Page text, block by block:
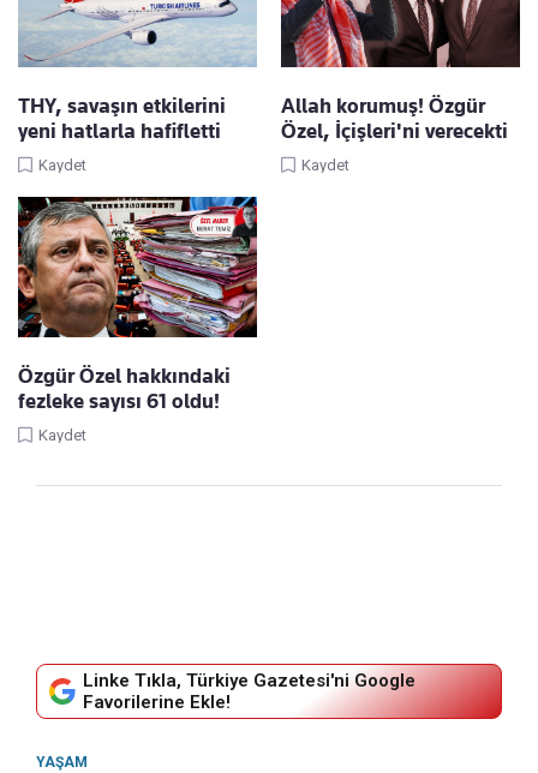
THY, savaşın etkilerini
yeni hatlarla hafifletti
Kaydet
Allah korumuş! Özgür
Özel, İçişleri'ni verecekti
Kaydet
Özgür Özel hakkındaki
fezleke sayısı 61 oldu!
Kaydet
Linke Tıkla, Türkiye Gazetesi'ni Google
Favorilerine Ekle!
YAŞAM